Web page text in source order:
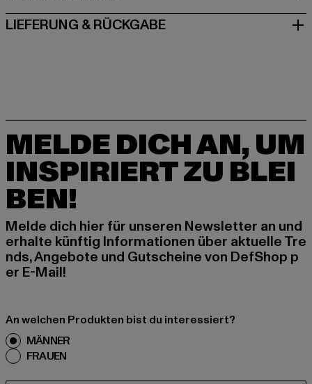
LIEFERUNG & RÜCKGABE
MELDE DICH AN, UM
INSPIRIERT ZU BLEI
BEN!
Melde dich hier für unseren Newsletter an und
erhalte künftig Informationen über aktuelle Tre
nds, Angebote und Gutscheine von DefShop p
er E-Mail!
An welchen Produkten bist du interessiert?
MÄNNER
FRAUEN